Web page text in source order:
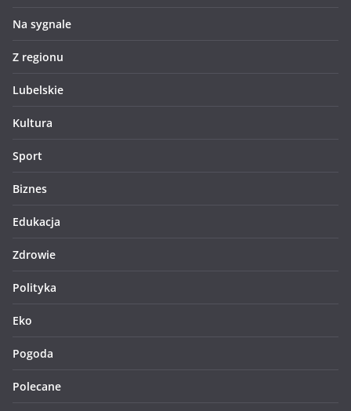
Na sygnale
Z regionu
Lubelskie
Kultura
Sport
Biznes
Edukacja
Zdrowie
Polityka
Eko
Pogoda
Polecane